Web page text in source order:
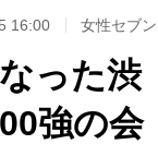
16:00 女性セブン
った渋
強の会